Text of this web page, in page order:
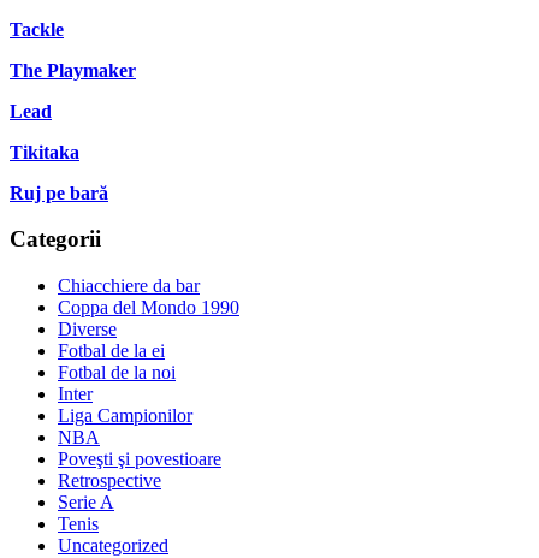
Tackle
The Playmaker
Lead
Tikitaka
Ruj pe bară
Categorii
Chiacchiere da bar
Coppa del Mondo 1990
Diverse
Fotbal de la ei
Fotbal de la noi
Inter
Liga Campionilor
NBA
Poveşti şi povestioare
Retrospective
Serie A
Tenis
Uncategorized